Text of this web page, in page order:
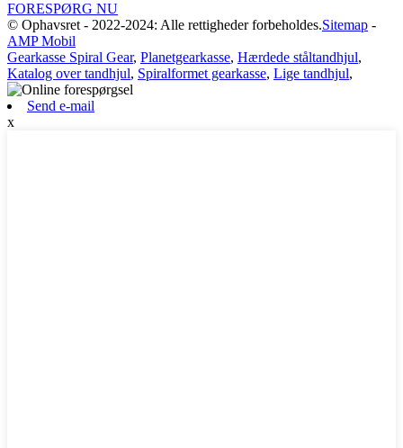
FORESPØRG NU
© Ophavsret - 2022-2024: Alle rettigheder forbeholdes.Sitemap -
AMP Mobil
Gearkasse Spiral Gear, Planetgearkasse, Hærdede ståltandhjul,
Katalog over tandhjul, Spiralformet gearkasse, Lige tandhjul,
Send e-mail
x